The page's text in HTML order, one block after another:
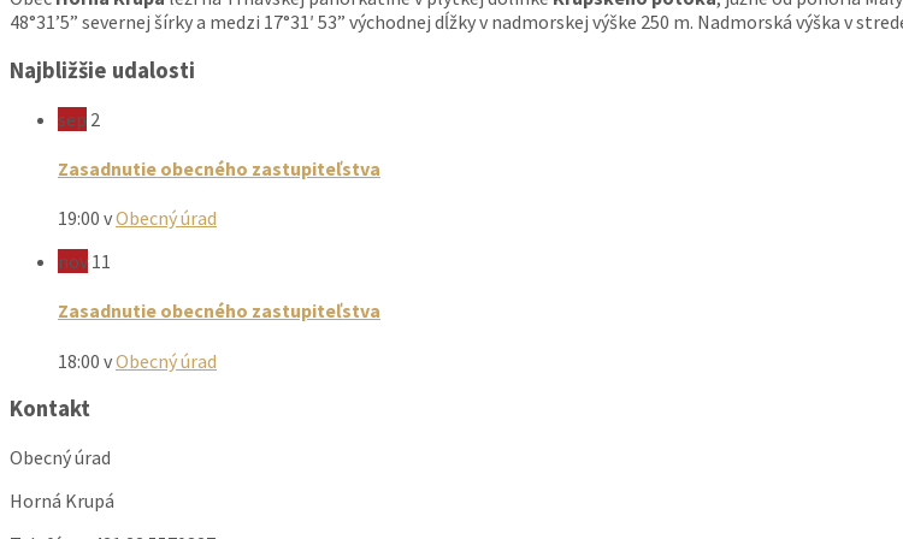
48°31’5” severnej šírky a medzi 17°31′ 53” východnej dĺžky v nadmorskej výške 250 m. Nadmorská výška v
Najbližšie udalosti
sep 2
Zasadnutie obecného zastupiteľstva
19:00 vObecný úrad
nov 11
Zasadnutie obecného zastupiteľstva
18:00 vObecný úrad
Kontakt
Obecný úrad
Horná Krupá